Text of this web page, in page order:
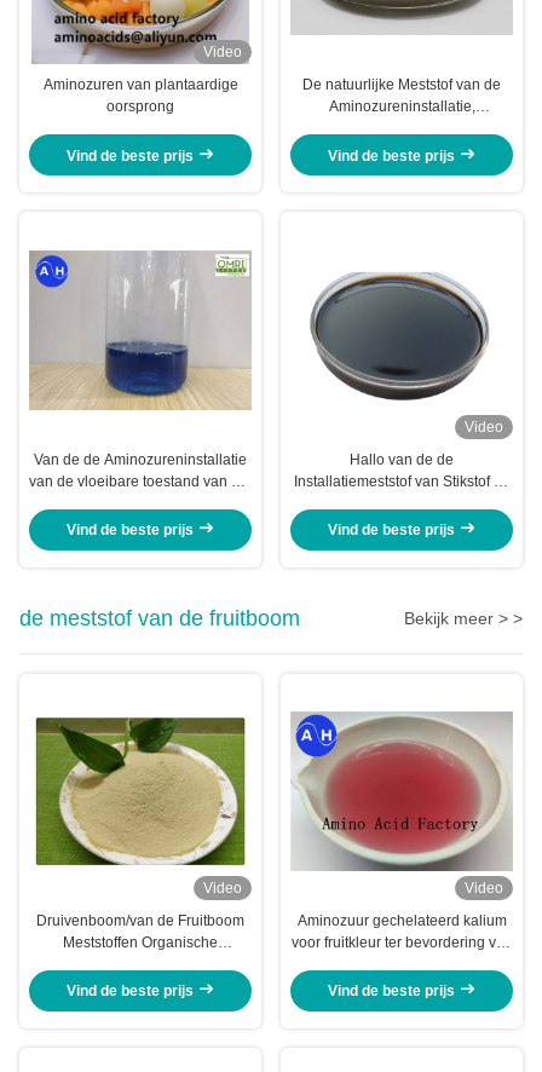
Video
Aminozuren van plantaardige
oorsprong
Vind de beste prijs
De natuurlijke Meststof van de
Aminozureninstallatie,
Vind de beste prijs
Van de de Aminozureninstallatie
van de vloeibare toestand van het
Vrij Chloor en Nitraat
Vind de beste prijs
Video
Hallo van de de
Installatiemeststof van Stikstof de
het de Irrigatiesysteem
Vind de beste prijs
de meststof van de fruitboom Bekijk meer > >
Video
Druivenboom/van de Fruitboom
Meststoffen Organische
Vind de beste prijs
Video
Aminozuur gechelateerd kalium
voor fruitkleur ter bevordering van
Vind de beste prijs